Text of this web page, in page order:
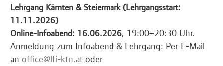
Lehrgang Kärnten & Steiermark (Lehrgangsstart:
11.11.2026)
Online-Infoabend: 16.06.2026, 19:00–20:30 Uhr.
Anmeldung zum Infoabend & Lehrgang: Per E-Mail
an office@lfi-ktn.at oder